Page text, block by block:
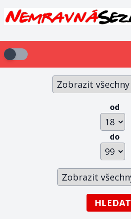
od
do
HLEDAT